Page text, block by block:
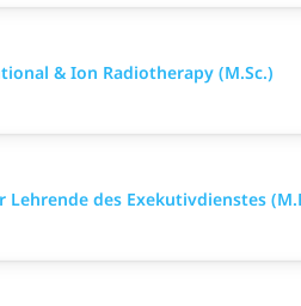
& Ion Radiotherapy (M.Sc.)
des Exekutivdienstes